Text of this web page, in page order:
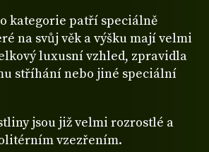
kategorie patří speciálně
na svůj věk a výšku mají velmi
luxusní vzhled, zpravidla
stříhání nebo jiné speciální
jsou již velmi rozrostlé a
vzezřením.